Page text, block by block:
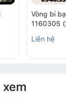
Vòng bi
1160305
Liên hệ